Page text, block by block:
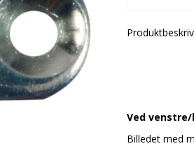
Ved
Billedet med